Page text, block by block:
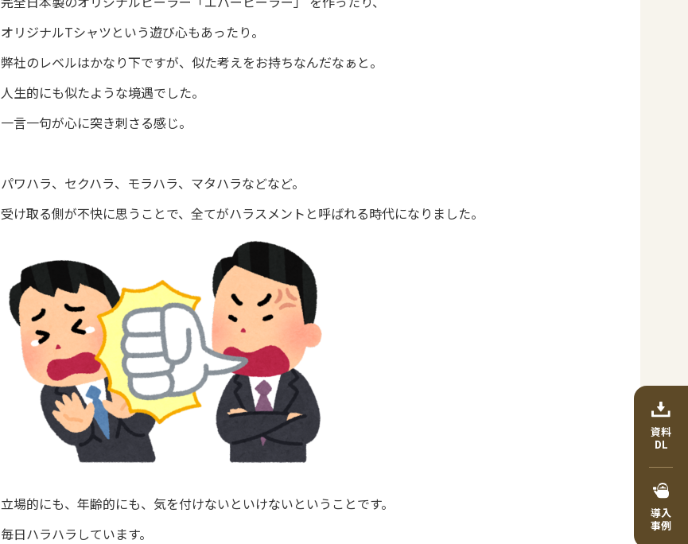
資料
DL
導入
事例
オリジナルTシャツという遊び心もあったり。
弊社のレベルはかなり下ですが、似た考えをお持ちなんだなぁと。
人生的にも似たような境遇でした。
一言一句が心に突き刺さる感じ。
パワハラ、セクハラ、モラハラ、マタハラなどなど。
受け取る側が不快に思うことで、全てがハラスメントと呼ばれる時代になりました。
立場的にも、年齢的にも、気を付けないといけないということです。
毎日ハラハラしています。